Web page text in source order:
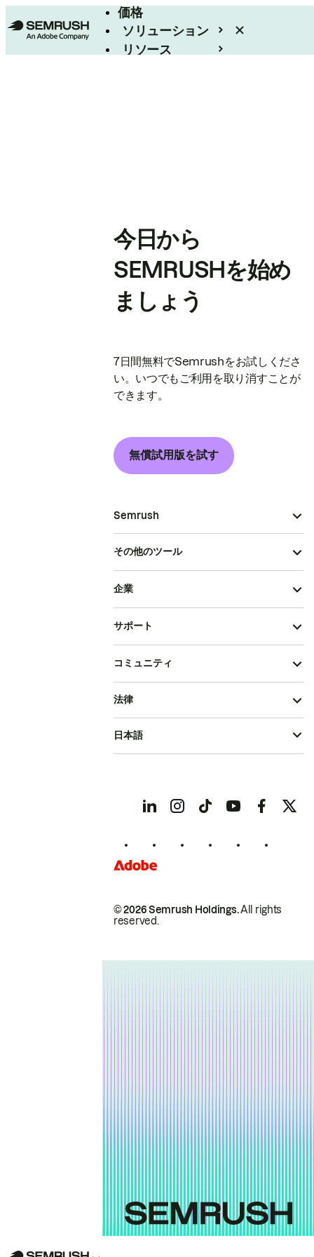
価格
ソリューション
リソース
今日から
SEMRUSHを始め
ましょう
7日間無料でSemrushをお試しくださ
い。いつでもご利用を取り消すことが
できます。
無償試用版を試す
Semrush
その他のツール
企業
サポート
コミュニティ
© 2026 Semrush Holdings.All rights
reserved.
法律
日本語